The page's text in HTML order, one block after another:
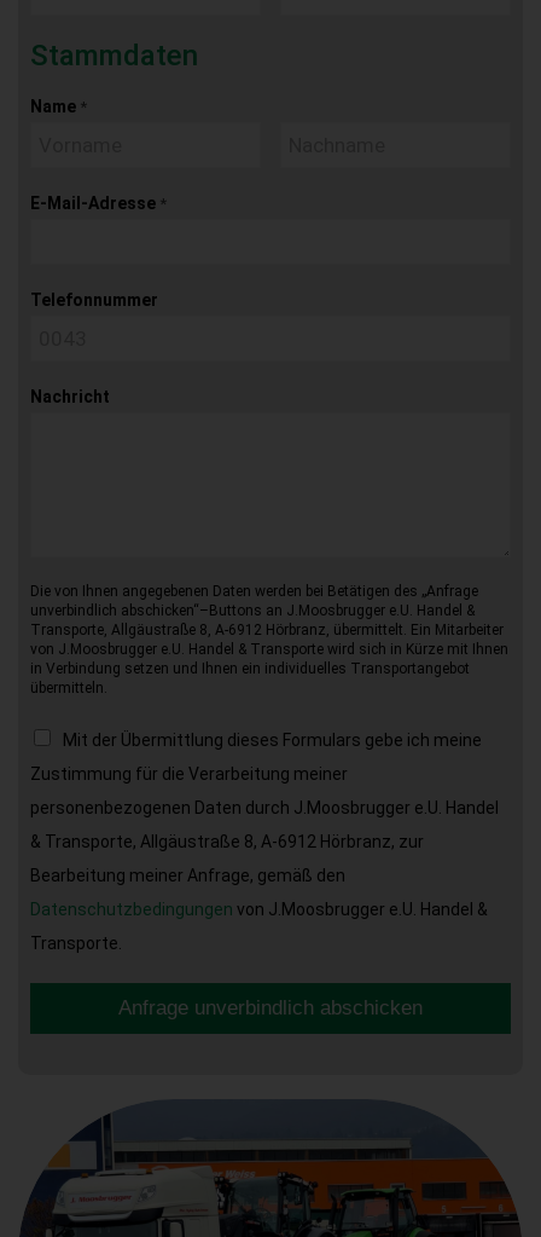
Stammdaten
Name *
E-Mail-Adresse *
Telefonnummer
Nachricht
Die von Ihnen angegebenen Daten werden bei Betätigen des „Anfrage
unverbindlich abschicken“–Buttons an J.Moosbrugger e.U. Handel &
Transporte, Allgäustraße 8, A-6912 Hörbranz, übermittelt. Ein Mitarbeiter
von J.Moosbrugger e.U. Handel & Transporte wird sich in Kürze mit Ihnen
in Verbindung setzen und Ihnen ein individuelles Transportangebot
übermitteln.
Mit der Übermittlung dieses Formulars gebe ich meine
Zustimmung für die Verarbeitung meiner
personenbezogenen Daten durch J.Moosbrugger e.U. Handel
& Transporte, Allgäustraße 8, A-6912 Hörbranz, zur
Bearbeitung meiner Anfrage, gemäß den
Datenschutzbedingungen von J.Moosbrugger e.U. Handel &
Transporte.
Anfrage unverbindlich abschicken